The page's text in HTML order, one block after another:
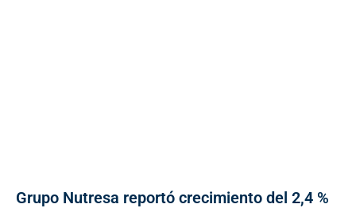
Grupo Nutresa reportó crecimiento del 2,4 %